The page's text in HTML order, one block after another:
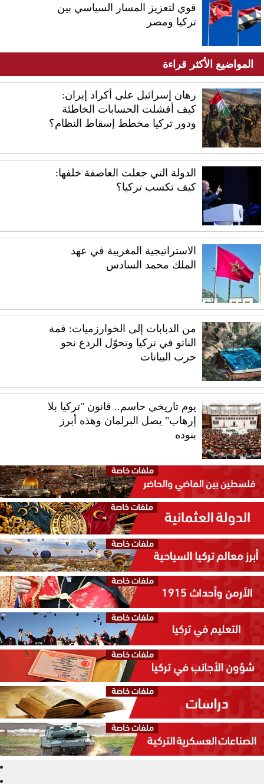
قوي لتعزيز المسار السياسي بين
تركيا ومصر
المواضيع الأكثر قراءة
رهان إسرائيل على أكراد إيران:
كيف أفشلت الحسابات الخاطئة
ودور تركيا مخطط إسقاط النظام؟
الدولة التي جعلت العاصفة خلفها:
كيف تكسب تركيا؟
الاستراتيجية المغربية في عهد
الملك محمد السادس
من الدبابات إلى الخوارزميات: قمة
الناتو في تركيا وتحوّل الردع نحو
حرب البيانات
يوم تاريخي حاسم.. قانون "تركيا بلا
إرهاب" يصل البرلمان وهذه أبرز
بنوده